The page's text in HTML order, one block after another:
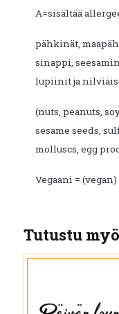
A=sisältää
pähkinät,
sinappi,
lupiinit ja
(nuts, peanuts,
sesame seeds,
molluscs, egg
Vegaani = (vegan)
Tutustu